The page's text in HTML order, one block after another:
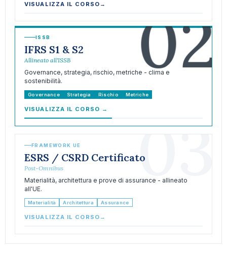
VISUALIZZA IL CORSO → 02
ISSB
IFRS S1 & S2
Allineato all'ISSB
Governance, strategia, rischio, metriche - clima e
sostenibilità.
Governance Strategia Rischio Metriche
VISUALIZZA IL CORSO → 03
FRAMEWORK UE
ESRS / CSRD Certificato
Post-Omnibus
Materialità, architettura e prove di assurance - allineato
all'UE.
Materialità Architettura Assurance
VISUALIZZA IL CORSO →